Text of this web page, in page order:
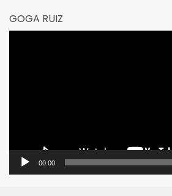
GOGA RUIZ
00:00